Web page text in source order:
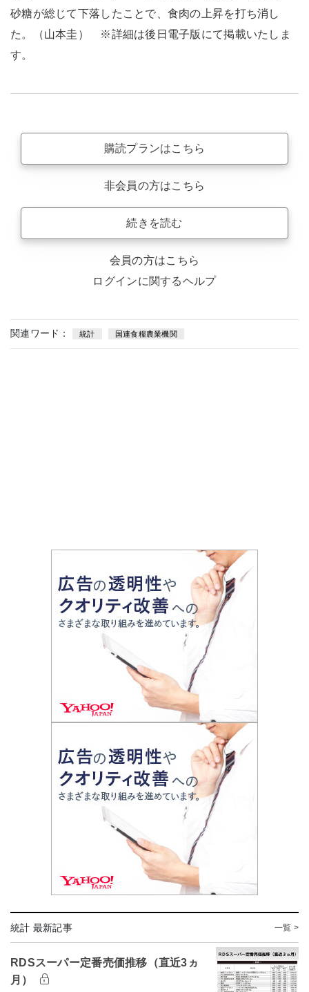
砂糖が総じて下落したことで、食肉の上昇を打ち消し
た。（山本圭） ※詳細は後日電子版にて掲載いたしま
す。
購読プランはこちら
非会員の方はこちら
続きを読む
会員の方はこちら
ログインに関するヘルプ
関連ワード： 統計 国連食糧農業機関
統計 最新記事 一覧 >
RDSスーパー定番売価推移（直近3ヵ
月）